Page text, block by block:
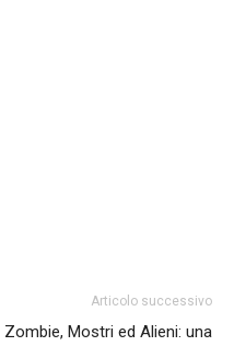
Articolo successivo
Zombie, Mostri ed Alieni: una